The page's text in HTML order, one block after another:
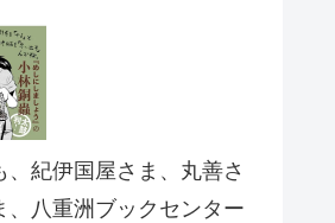
、紀伊国屋さま、丸善さ
、八重洲ブックセンター